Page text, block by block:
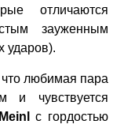
отличаются
зауженным
ударов).
что любимая пара
и чувствуется
Meinl
с гордостью